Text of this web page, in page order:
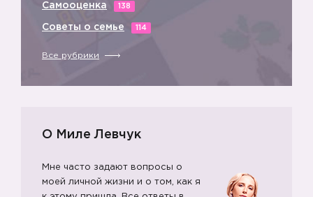
Самооценка 138
Советы о семье 114
Все рубрики
О Миле Левчук
Мне часто задают вопросы о
моей личной жизни и о том, как я